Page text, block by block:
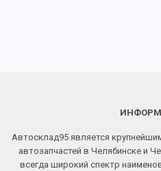
Автосклад95 является
автозапчастей в Челябинске и
всегда широкий спектр